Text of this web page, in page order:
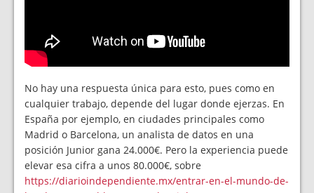
No hay una respuesta única para esto, pues como en
cualquier trabajo, depende del lugar donde ejerzas. En
España por ejemplo, en ciudades principales como
Madrid o Barcelona, un analista de datos en una
posición Junior gana 24.000€. Pero la experiencia puede
elevar esa cifra a unos 80.000€, sobre
https://diarioindependiente.mx/entrar-en-el-mundo-de-